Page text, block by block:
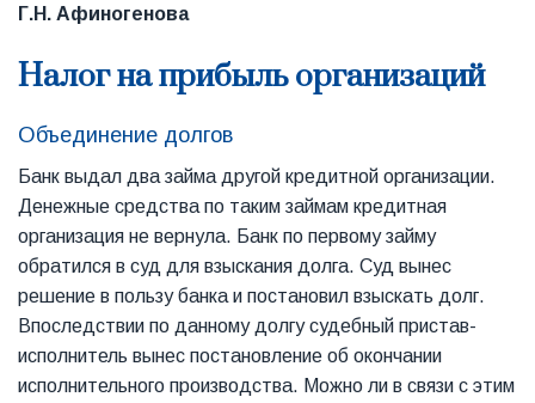
Г.Н. Афиногенова
Налог на прибыль организаций
Объединение долгов
Банк выдал два займа другой кредитной организации.
Денежные средства по таким займам кредитная
организация не вернула. Банк по первому займу
обратился в суд для взыскания долга. Суд вынес
решение в пользу банка и постановил взыскать долг.
Впоследствии по данному долгу судебный пристав-
исполнитель вынес постановление об окончании
исполнительного производства. Можно ли в связи с этим